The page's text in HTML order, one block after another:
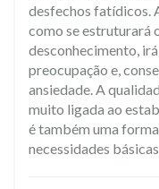
desfechos fatídicos.
como se estruturará
desconhecimento,
preocupação e,
ansiedade. A
muito ligada ao
é também uma
necessidades